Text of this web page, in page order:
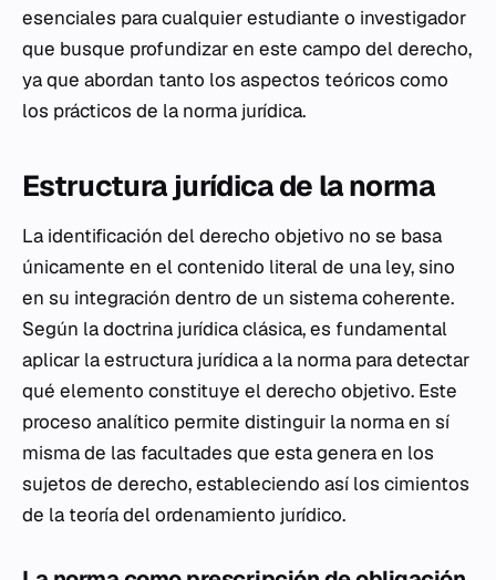
esenciales para cualquier estudiante o investigador
que busque profundizar en este campo del derecho,
ya que abordan tanto los aspectos teóricos como
los prácticos de la norma jurídica.
Estructura jurídica de la norma
La identificación del derecho objetivo no se basa
únicamente en el contenido literal de una ley, sino
en su integración dentro de un sistema coherente.
Según la doctrina jurídica clásica, es fundamental
aplicar la estructura jurídica a la norma para detectar
qué elemento constituye el derecho objetivo. Este
proceso analítico permite distinguir la norma en sí
misma de las facultades que esta genera en los
sujetos de derecho, estableciendo así los cimientos
de la teoría del ordenamiento jurídico.